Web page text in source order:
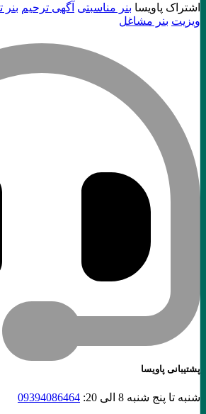
اشتراک پاویسا بنر مناسبتی آگهی ترحیم بنر
ویزیت بنر مشاغل
پشتیبانی پاویسا
شنبه تا پنج شنبه 8 الی 20:
09394086464